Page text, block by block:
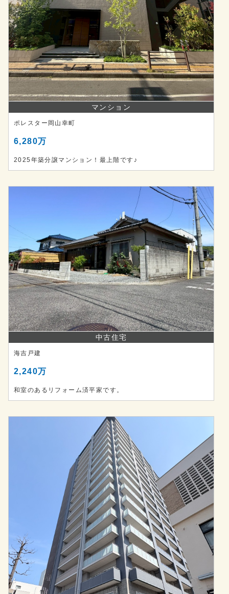
マンション
ポレスター岡山幸町
6,280万
2025年築分譲マンション！最上階です♪
中古住宅
海吉戸建
2,240万
和室のあるリフォーム済平家です。